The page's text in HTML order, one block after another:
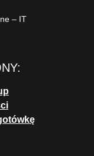
– IT
: